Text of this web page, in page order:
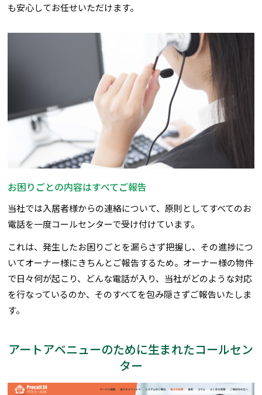
も安心してお任せいただけます。
お困りごとの内容はすべてご報告
当社では入居者様からの連絡について、原則としてすべてのお
電話を一度コールセンターで受け付けています。
これは、発生したお困りごとを漏らさず把握し、その進捗につ
いてオーナー様にきちんとご報告するため。オーナー様の物件
で日々何が起こり、どんな電話が入り、当社がどのような対応
を行なっているのか、そのすべてを包み隠さずご報告いたしま
す。
アートアベニューのために生まれたコールセン
ター